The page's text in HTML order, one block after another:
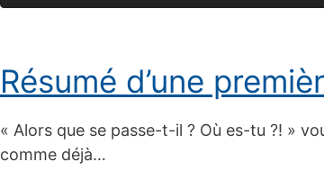
Résumé d’une
« Alors que se passe-t-il ? Où es-tu ?! »
comme déjà…